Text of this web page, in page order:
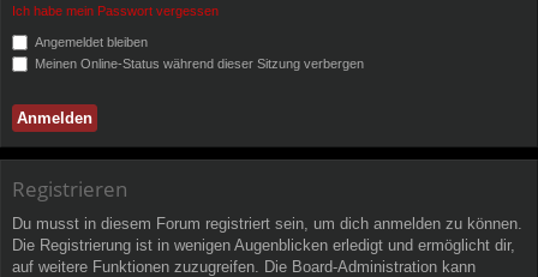
Ich habe mein Passwort vergessen
Angemeldet bleiben
Meinen Online-Status während dieser Sitzung verbergen
Registrieren
Du musst in diesem Forum registriert sein, um dich anmelden zu können.
Die Registrierung ist in wenigen Augenblicken erledigt und ermöglicht dir,
auf weitere Funktionen zuzugreifen. Die Board-Administration kann